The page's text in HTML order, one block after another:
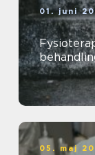
01. juni
05. maj